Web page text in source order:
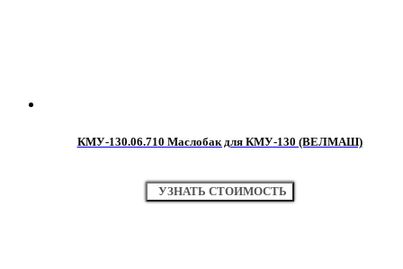
КМУ-130.06.710 Маслобак для КМУ-130 (ВЕЛМАШ)
УЗНАТЬ СТОИМОСТЬ